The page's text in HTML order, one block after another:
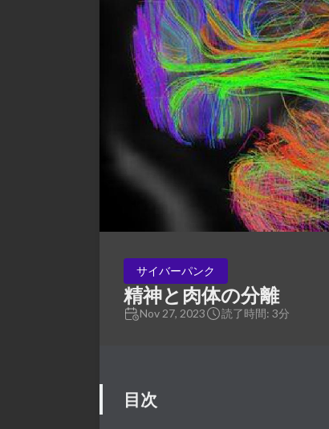
サイバーパンク
精神と肉体の分離
Nov 27, 2023 読了時間: 3分
目次